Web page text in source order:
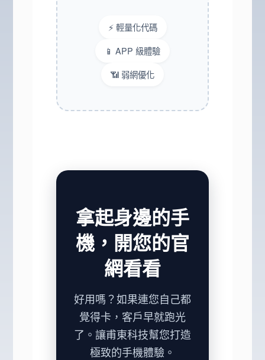
⚡ 輕量化代碼
📱 APP 級體驗
📶 弱網優化
拿起身邊的手
機，開您的官
網看看
好用嗎？如果連您自己都
覺得卡，客戶早就跑光
了。讓甫東科技幫您打造
極致的手機體驗。